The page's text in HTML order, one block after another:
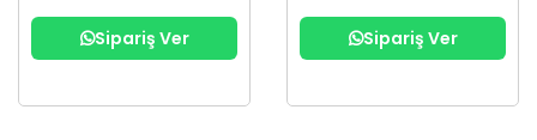
Sipariş Ver Sipariş Ver